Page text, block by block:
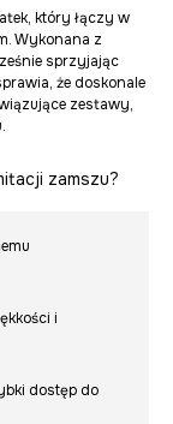
który łączy w
Wykonana z
sprzyjając
że doskonale
zestawy,
zamszu?
i
dostęp do